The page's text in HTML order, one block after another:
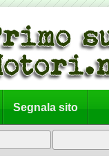
Segnala sito